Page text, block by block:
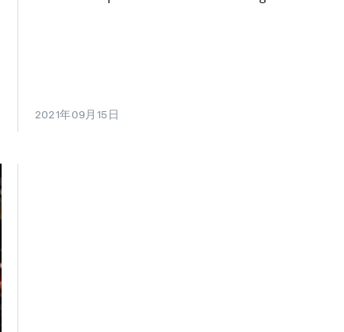
2021年09月15日